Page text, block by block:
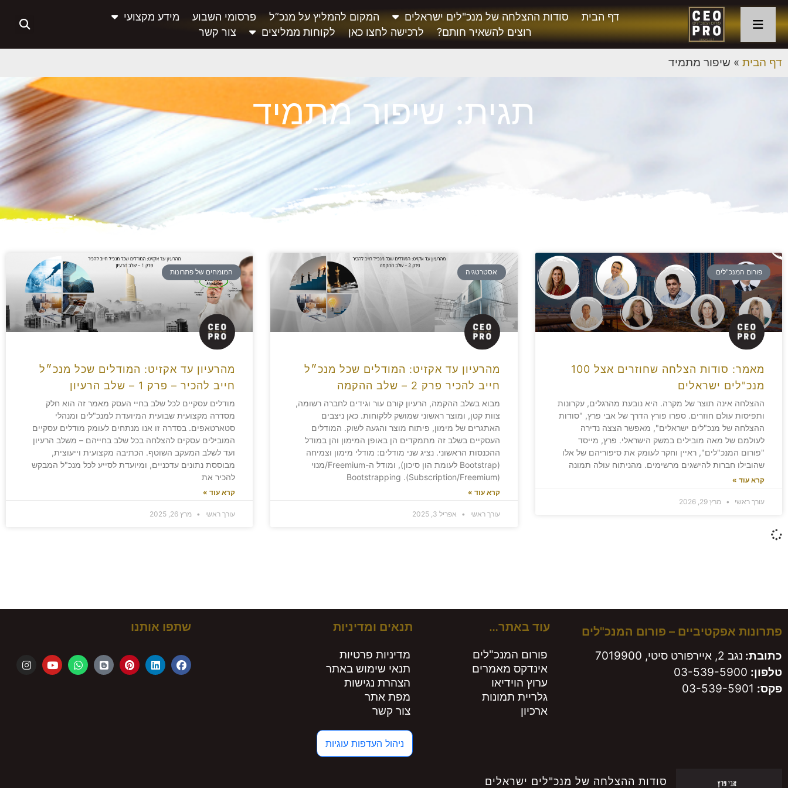
דף הבית סודות ההצלחה של מנכ"לים ישראלים המקום להמליץ על מנכ”ל פרסומי השבוע
מידע מקצועי
רוצים להשאיר חותם?
לרכישה לחצו כאן לקוחות ממליצים צור קשר
דף הבית » שיפור מתמיד
תגית: שיפור מתמיד
פורום המנכ"לים
מאמר: סודות הצלחה שחוזרים אצל 100
מנכ"לים ישראלים
ההצלחה אינה תוצר של מקרה. היא נובעת מהרגלים, עקרונות
ותפיסות עולם חוזרים. ספרו פורץ הדרך של אבי פרץ, "סודות
ההצלחה של מנכ"לים ישראלים", מאפשר הצצה נדירה
לעולמם של מאה מובילים במשק הישראלי. פרץ, מייסד
"פורום המנכ"לים", ראיין וחקר לעומק את סיפוריהם של אלו
שהובילו חברות להישגים מרשימים. מהניתוח עולה תמונה
קרא עוד »
עורך ראשי מרץ 29, 2026
אסטרטגיה
מהרעיון עד אקזיט: המודלים שכל מנכ״ל
חייב להכיר פרק 2 – שלב ההקמה
מבוא בשלב ההקמה, הרעיון קורם עור וגידים לחברה רשומה,
צוות קטן, ומוצר ראשוני שמושק ללקוחות. כאן ניצבים
האתגרים של מימון, פיתוח מוצר והגעה לשוק. המודלים
העסקיים בשלב זה מתמקדים הן באופן המימון והן במודל
ההכנסות הראשוני. נציג שני מודלים: מודלי מימון וצמיחה
(Bootstrap לעומת הון סיכון), ומודל ה-Freemium/מנוי
(Subscription/Freemium). Bootstrapping
קרא עוד »
עורך ראשי אפריל 3, 2025
המומחים של פתרונות
מהרעיון עד אקזיט: המודלים שכל מנכ״ל
חייב להכיר – פרק 1 – שלב הרעיון
מודלים עסקיים לכל שלב בחיי העסק מאמר זה הוא חלק
מסדרה מקצועית שבועית המיועדת למנכ"לים ומנהלי
סטארטאפים. בסדרה זו אנו מנתחים לעומק מודלים עסקיים
המובילים עסקים להצלחה בכל שלב בחייהם – משלב הרעיון
ועד לשלב המעקב השוטף. הכתיבה מקצועית וייעוצית,
מבוססת נתונים עדכניים, ומיועדת לסייע לכל מנכ"ל המבקש
להכיר את
קרא עוד »
עורך ראשי מרץ 26, 2025
משאירים חותם!
פתרונות אפקטיביים – פורום המנכ"לים
כתובת: נגב 2, איירפורט סיטי, 7019900
טלפון: 03-539-5900
פקס:
עוד באתר…
פורום המנכ"לים
אינדקס מאמרים
ערוץ הוידיאו
גלריית תמונות
ארכיון
תנאים ומדיניות
מדיניות פרטיות
תנאי שימוש באתר
הצהרת נגישות
מפת אתר
צור קשר
ניהול העדפות עוגיות
שתפו אותנו
סודות ההצלחה של מנכ"לים ישראלים